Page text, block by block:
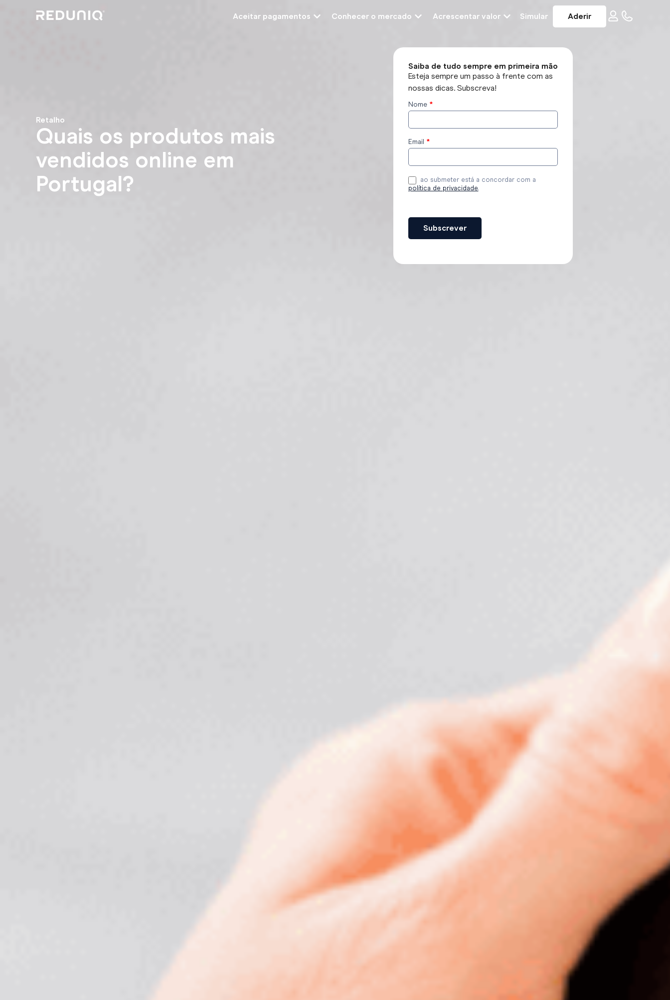
Aceitar pagamentos Conhecer o mercado Acrescentar valor Simular Aderir
Retalho
Quais os produtos mais
vendidos online em
Portugal?
Saiba de tudo sempre em primeira mão
Esteja sempre um passo à frente com as
nossas dicas. Subscreva!
Subscrever
Nome *
Email *
ao submeter está a concordar com a
política de privacidade.
Subscrever